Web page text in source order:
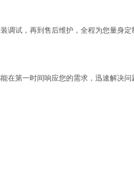
调试，再到售后维护，全程为您量身定
在第一时间响应您的需求，迅速解决问